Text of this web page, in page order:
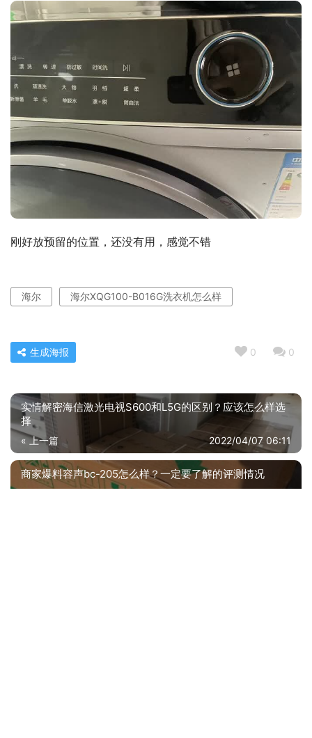
刚好放预留的位置，还没有用，感觉不错
海尔 海尔XQG100-B016G洗衣机怎么样
0 0
生成海报
实情解密海信激光电视S600和L5G的区别？应该怎么样选
择
« 上一篇 2022/04/07 06:11
商家爆料容声bc-205怎么样？一定要了解的评测情况